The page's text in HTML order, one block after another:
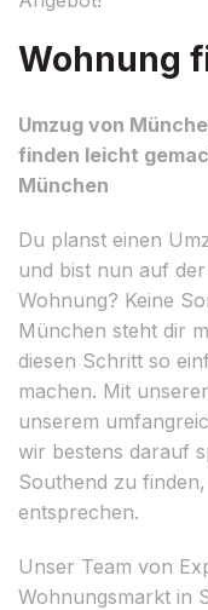
Wohnung
Umzug von
finden leicht
München
Du planst einen
und bist nun auf
Wohnung? Keine
München steht dir
diesen Schritt so
machen. Mit
unserem
wir bestens darauf
Southend zu
entsprechen.
Unser Team von
Wohnungsmarkt in